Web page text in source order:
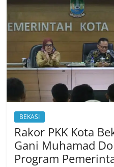
BEKASI
Rakor PKK Kota
Gani Muhamad
Program